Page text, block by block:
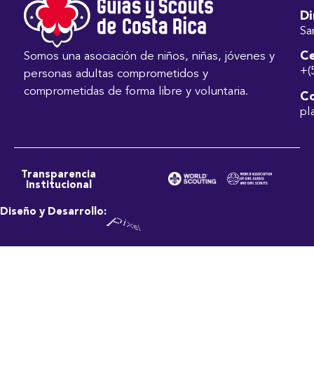
Somos una asociación de niños, niñas, jóvenes y
personas adultas comprometidos y
comprometidas de forma libre y voluntaria.
Transparencia
Institucional
Diseño y Desarrollo: